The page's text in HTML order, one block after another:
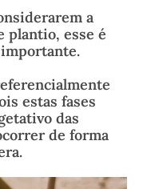
a
plantio, esse é
estas fases
das
de forma